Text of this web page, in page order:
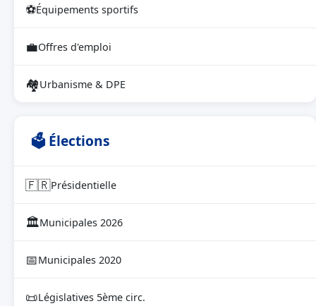
⚽Équipements sportifs
💼Offres d'emploi
🏘Urbanisme & DPE
🗳 Élections
🇫🇷Présidentielle
🏛Municipales 2026
📅Municipales 2020
📜Législatives 5ème circ.